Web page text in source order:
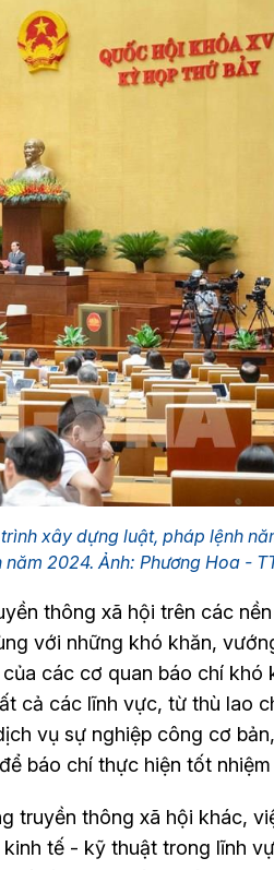
xây dựng luật, pháp lệnh
2024. Ảnh: Phương Hoa -
thông xã hội trên các
với những khó khăn,
các cơ quan báo chí khó
cả các lĩnh vực, từ thù lao
vụ sự nghiệp công cơ
báo chí thực hiện tốt nhiệm
truyền thông xã hội khác,
tế - kỹ thuật trong lĩnh